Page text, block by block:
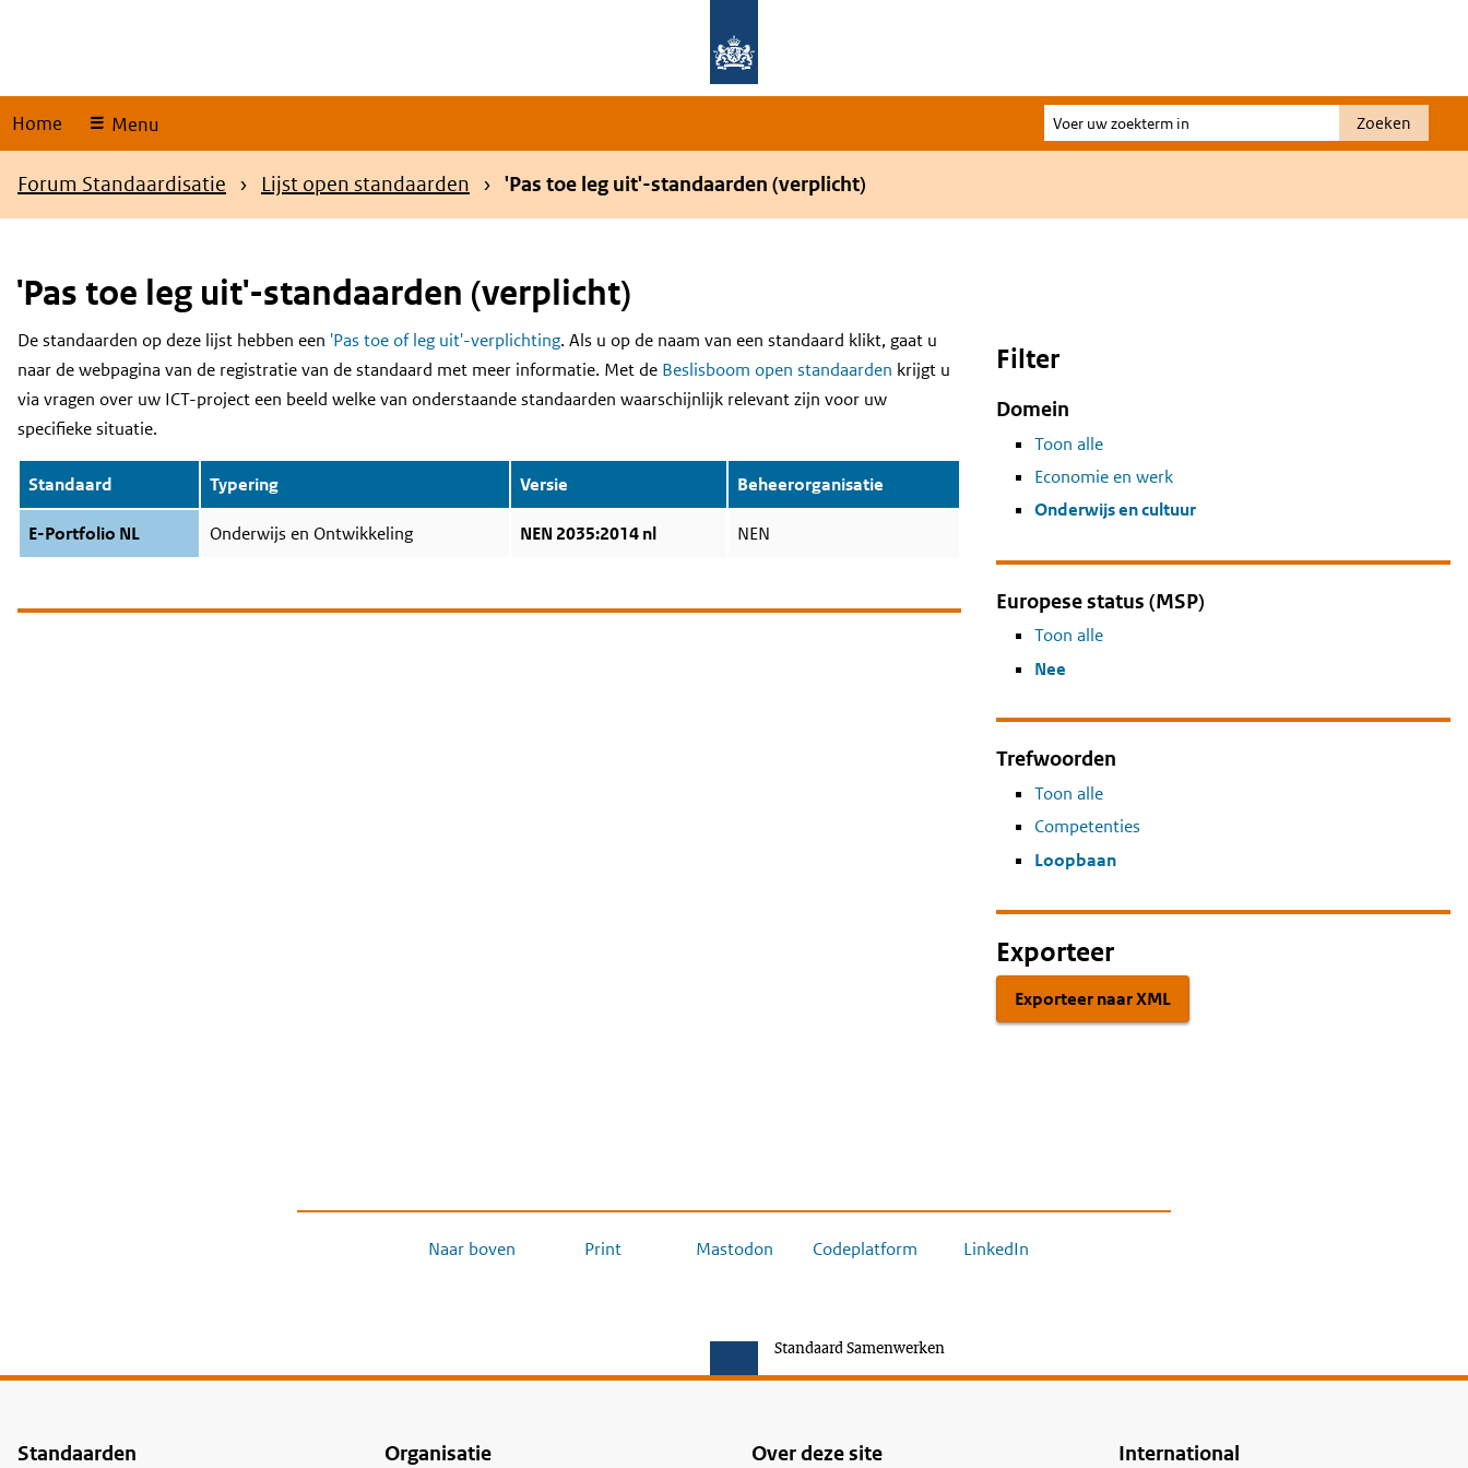
Home Menu
Voer
uw
Zoeken
Kruimelpad
Forum Standaardisatie Lijst open standaarden 'Pas toe leg uit'-standaarden (verplicht)
'Pas toe leg uit'-standaarden (verplicht)
Content
De standaarden op deze lijst hebben een 'Pas toe of leg uit'-verplichting. Als u op de naam van een standaard klikt, gaat u
naar de webpagina van de registratie van de standaard met meer informatie. Met de Beslisboom open standaarden krijgt u
via vragen over uw ICT-project een beeld welke van onderstaande standaarden waarschijnlijk relevant zijn voor uw
specifieke situatie.
Standaard Typering Versie Beheerorganisatie
E-Portfolio NL Onderwijs en Ontwikkeling NEN 2035:2014 nl NEN
Filter
Domein
Toon alle
Economie en werk
Onderwijs en cultuur
Europese status (MSP)
Toon alle
Nee
Trefwoorden
Toon alle
Competenties
Loopbaan
Exporteer
Exporteer naar XML
Naar boven Print Mastodon Codeplatform LinkedIn
Standaard Samenwerken
Voet
Standaarden Organisatie Over deze site International